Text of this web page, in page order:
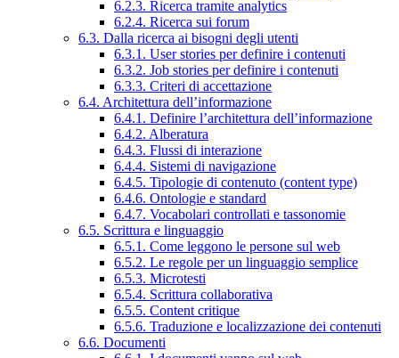
6.2.3. Ricerca tramite analytics
6.2.4. Ricerca sui forum
6.3. Dalla ricerca ai bisogni degli utenti
6.3.1. User stories per definire i contenuti
6.3.2. Job stories per definire i contenuti
6.3.3. Criteri di accettazione
6.4. Architettura dell’informazione
6.4.1. Definire l’architettura dell’informazione
6.4.2. Alberatura
6.4.3. Flussi di interazione
6.4.4. Sistemi di navigazione
6.4.5. Tipologie di contenuto (content type)
6.4.6. Ontologie e standard
6.4.7. Vocabolari controllati e tassonomie
6.5. Scrittura e linguaggio
6.5.1. Come leggono le persone sul web
6.5.2. Le regole per un linguaggio semplice
6.5.3. Microtesti
6.5.4. Scrittura collaborativa
6.5.5. Content critique
6.5.6. Traduzione e localizzazione dei contenuti
6.6. Documenti